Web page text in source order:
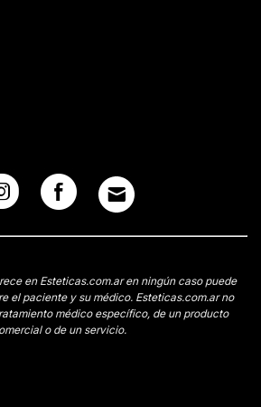
en Esteticas.com.ar en ningún caso puede
el paciente y su médico. Esteticas.com.ar no
médico específico, de un producto
o de un servicio.